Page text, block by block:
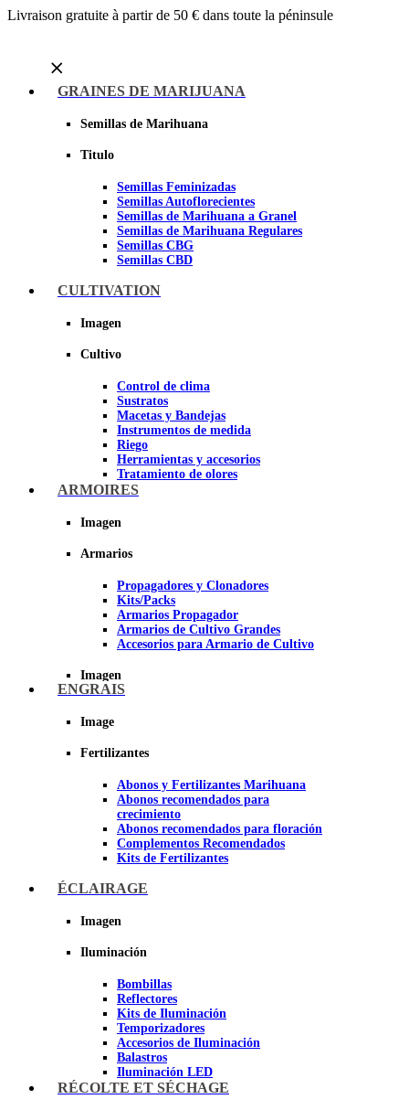
Livraison gratuite à partir de 50 € dans toute la péninsule
GRAINES DE MARIJUANA
Semillas de Marihuana
Titulo
Semillas Feminizadas
Semillas Autoflorecientes
Semillas de Marihuana a Granel
Semillas de Marihuana Regulares
Semillas CBG
Semillas CBD
Sheer seeds
CULTIVATION
Imagen
Cultivo
Control de clima
Sustratos
Macetas y Bandejas
Instrumentos de medida
Riego
Herramientas y accesorios
Tratamiento de olores
Insecticidas y fungicidas
Papel Reflectante para Cultivo de
ARMOIRES
Imagen
Armarios
Propagadores y Clonadores
Kits/Packs
Armarios Propagador
Armarios de Cultivo Grandes
Accesorios para Armario de Cultivo
Imagen
ENGRAIS
Image
Fertilizantes
Abonos y Fertilizantes Marihuana
Abonos recomendados para
crecimiento
Abonos recomendados para floración
Complementos Recomendados
Kits de Fertilizantes
Imagen
ÉCLAIRAGE
Imagen
Iluminación
Bombillas
Reflectores
Kits de Iluminación
Temporizadores
Accesorios de Iluminación
Balastros
Iluminación LED
Iluminación LEC
RÉCOLTE ET SÉCHAGE